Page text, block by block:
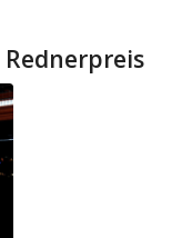
Rednerpreis